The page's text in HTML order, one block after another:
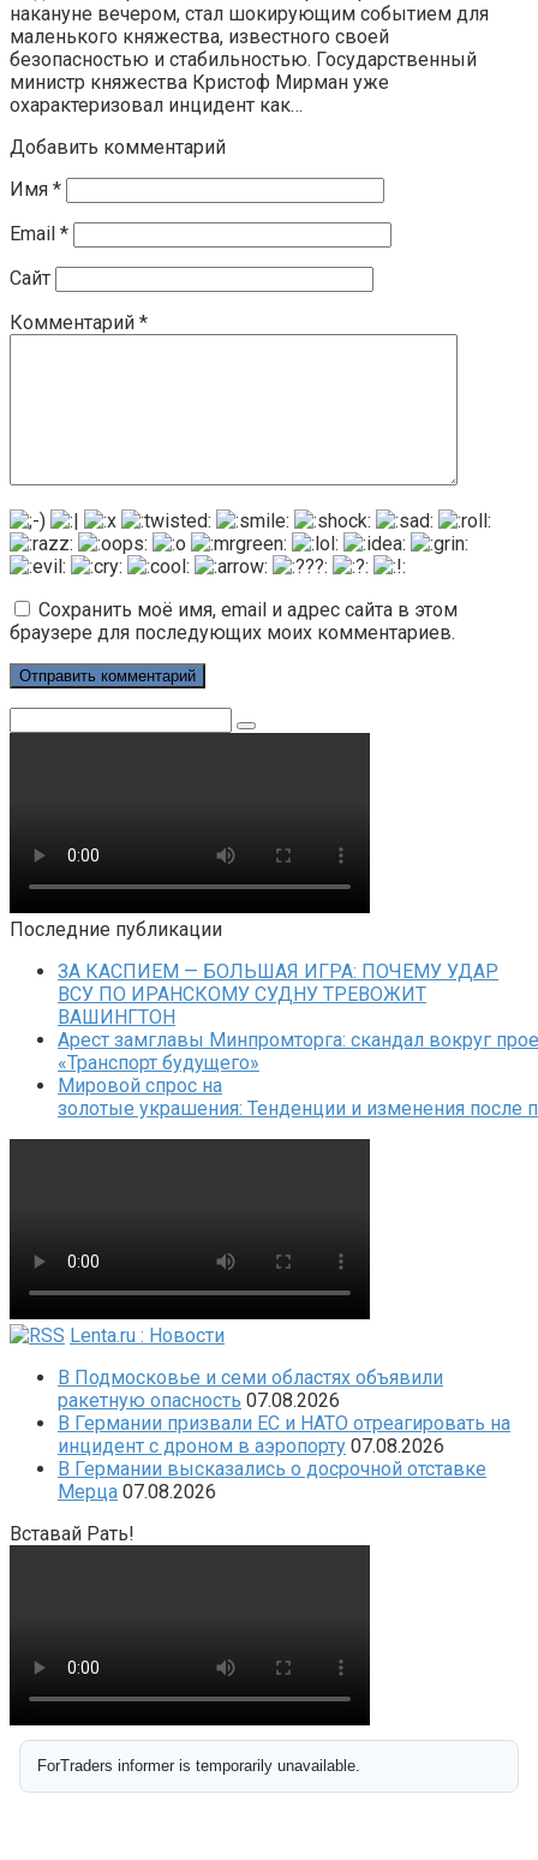
накануне вечером, стал шокирующим событием для
маленького княжества, известного своей
безопасностью и стабильностью. Государственный
министр княжества Кристоф Мирман уже
охарактеризовал инцидент как…
Добавить комментарий
Имя *
Email *
Сайт
Комментарий *
Сохранить моё имя, email и адрес сайта в этом
браузере для последующих моих комментариев.
Последние публикации
ЗА КАСПИЕМ — БОЛЬШАЯ ИГРА: ПОЧЕМУ УДАР
ВСУ ПО ИРАНСКОМУ СУДНУ ТРЕВОЖИТ
ВАШИНГТОН
Арест замглавы Минпромторга: скандал вокруг
«Транспорт будущего»
Мировой спрос на
золотые украшения: Тенденции и изменения после
Lenta.ru : Новости
В Подмосковье и семи областях объявили
ракетную опасность 07.08.2026
В Германии призвали ЕС и НАТО отреагировать на
инцидент с дроном в аэропорту 07.08.2026
В Германии высказались о досрочной отставке
Мерца 07.08.2026
Вставай Рать!